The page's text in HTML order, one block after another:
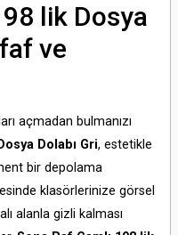
lik Dosya
ve
açmadan bulmanızı
Dolabı Gri, estetikle
bir depolama
klasörlerinize görsel
alanla gizli kalması